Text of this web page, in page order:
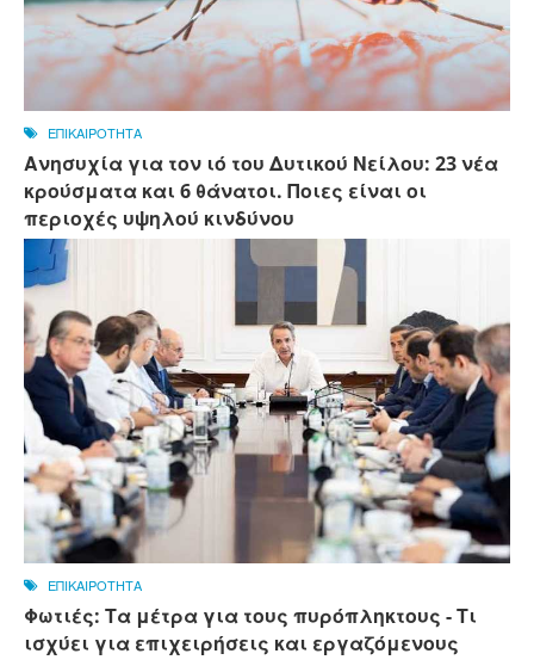
ΕΠΙΚΑΙΡΟΤΗΤΑ
Ανησυχία για τον ιό του Δυτικού Νείλου: 23 νέα
κρούσματα και 6 θάνατοι. Ποιες είναι οι
περιοχές υψηλού κινδύνου
ΕΠΙΚΑΙΡΟΤΗΤΑ
Φωτιές: Τα μέτρα για τους πυρόπληκτους - Τι
ισχύει για επιχειρήσεις και εργαζόμενους